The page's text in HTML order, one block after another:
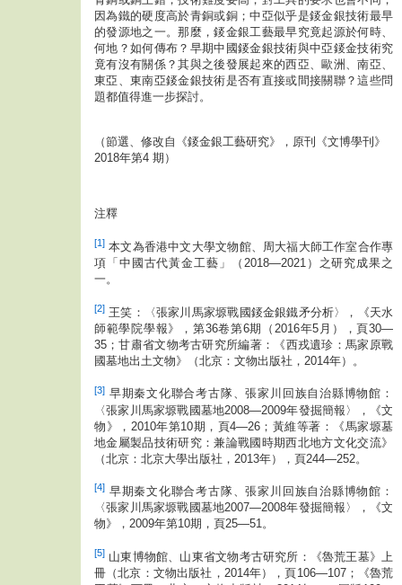
因為鐵的硬度高於青銅或銅；中亞似乎是錽金銀技術最早
的發源地之一。那麼，錽金銀工藝最早究竟起源於何時、
何地？如何傳布？早期中國錽金銀技術與中亞錽金技術究
竟有沒有關係？其與之後發展起來的西亞、歐洲、南亞、
東亞、東南亞錽金銀技術是否有直接或間接關聯？這些問
題都值得進一步探討。
（節選、修改自《錽金銀工藝研究》，原刊《文博學刊》
2018年第4 期）
注釋
[1] 本文為香港中文大學文物館、周大福大師工作室合作專
項「中國古代黃金工藝」（2018—2021）之研究成果之
一。
[2] 王笑：〈張家川馬家塬戰國錽金銀鐵矛分析〉，《天水
師範學院學報》，第36卷第6期（2016年5月），頁30—
35；甘肅省文物考古研究所編著：《西戎遺珍：馬家原戰
國墓地出土文物》（北京：文物出版社，2014年）。
[3] 早期秦文化聯合考古隊、張家川回族自治縣博物館：
〈張家川馬家塬戰國墓地2008—2009年發掘簡報〉，《文
物》，2010年第10期，頁4—26；黃維等著：《馬家塬墓
地金屬製品技術研究：兼論戰國時期西北地方文化交流》
（北京：北京大學出版社，2013年），頁244—252。
[4] 早期秦文化聯合考古隊、張家川回族自治縣博物館：
〈張家川馬家塬戰國墓地2007—2008年發掘簡報〉，《文
物》，2009年第10期，頁25—51。
[5] 山東博物館、山東省文物考古研究所：《魯荒王墓》上
冊（北京：文物出版社，2014年），頁106—107；《魯荒